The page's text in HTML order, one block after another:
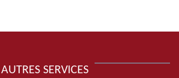
AUTRES SERVICES